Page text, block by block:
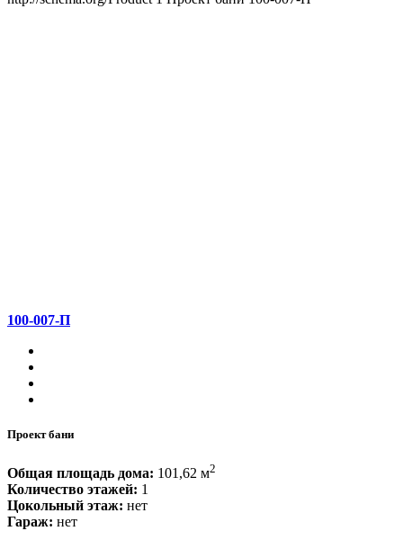
100-007-П
Проект бани
Общая площадь дома: 101,62 м2
Количество этажей: 1
Цокольный этаж: нет
Гараж: нет